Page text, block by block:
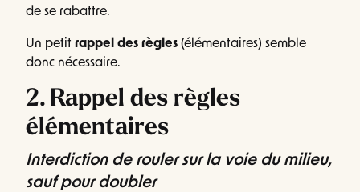
de se rabattre.
Un petit rappel des règles (élémentaires) semble
donc nécessaire.
2. Rappel des règles
élémentaires
Interdiction de rouler sur la voie du milieu,
sauf pour doubler